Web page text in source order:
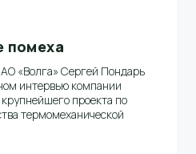
помеха
«Волга» Сергей Пондарь
интервью компании
проекта по
термомеханической